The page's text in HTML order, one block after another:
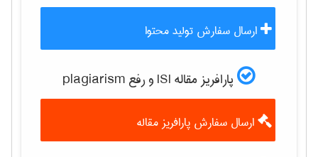
ارسال سفارش تولید محتوا
پارافریز مقاله ISI و رفع plagiarism
ارسال سفارش پارافریز مقاله